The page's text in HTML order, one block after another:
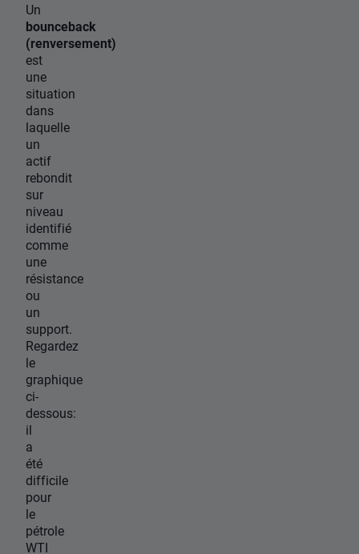
Un
bounceback
(renversement)
est
une
situation
dans
laquelle
un
actif
rebondit
sur
niveau
identifié
comme
une
résistance
ou
un
support.
Regardez
le
graphique
ci-
dessous:
il
a
été
difficile
pour
le
pétrole
WTI